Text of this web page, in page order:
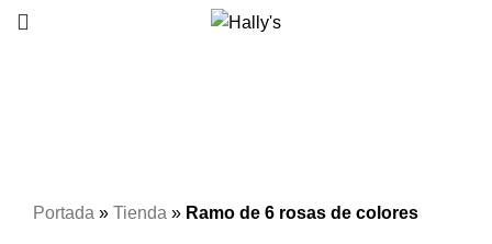
Portada »Tienda » Ramo de 6 rosas de colores